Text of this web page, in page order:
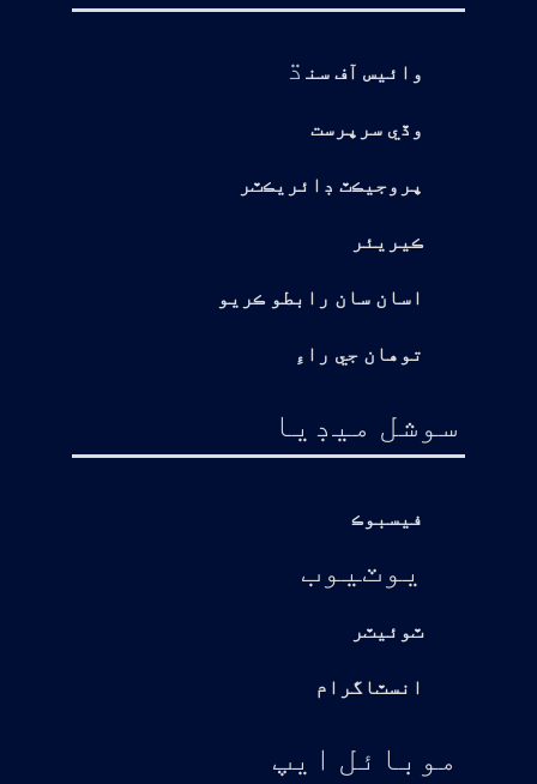
وائيس آف سن ڌ
وڏي سرپرست
پروجيڪٽ ڊائريڪٽر
ڪيريئر
اسان سان رابطو ڪريو
توهان جي راءِ
سوشل ميڊيا
فيسبوڪ
يوٽيوب
ٽوئيٽر
انسٽاگرام
موبائل ايپ